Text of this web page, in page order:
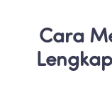
Cara